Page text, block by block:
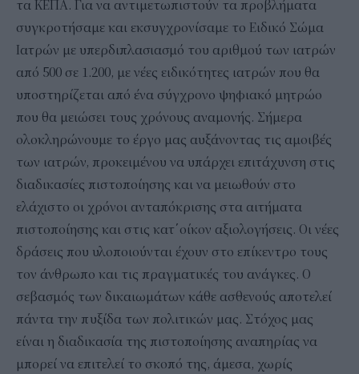
τα ΚΕΠΑ. Για να αντιμετωπιστούν τα προβλήματα
συγκροτήσαμε και εκσυγχρονίσαμε το Ειδικό Σώμα
Ιατρών με υπερδιπλασιασμό του αριθμού των ιατρών
από 500 σε 1.200, με νέες ειδικότητες ιατρών που θα
υποστηρίζεται από ένα σύγχρονο ψηφιακό μητρώο
που θα μειώσει τους χρόνους αναμονής. Σήμερα
ολοκληρώνουμε το έργο μας αυξάνοντας τις αμοιβές
των ιατρών, προκειμένου να υπάρχει επιτάχυνση στις
διαδικασίες πιστοποίησης και να μειωθούν στο
ελάχιστο οι χρόνοι ανταπόκρισης στα αιτήματα
πιστοποίησης και στις κατ΄οίκον αξιολογήσεις. Οι νέες
δράσεις που υλοποιούνται έχουν στο επίκεντρο τους
τον άνθρωπο και τις πραγματικές του ανάγκες. Ο
σεβασμός των δικαιωμάτων κάθε ασθενούς αποτελεί
πάντα την πυξίδα των πολιτικών μας. Στόχος μας
είναι η διαδικασία της πιστοποίησης αναπηρίας να
μπορεί να επιτελεί το σκοπό της, άμεσα, χωρίς